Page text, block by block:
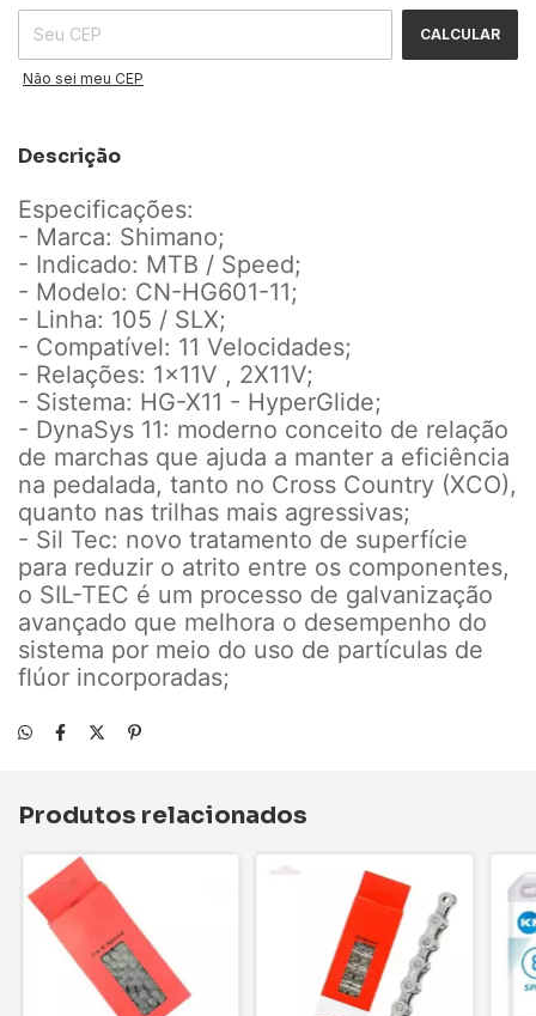
CALCULAR
Não sei meu CEP
Descrição
Especificações:
- Marca: Shimano;
- Indicado: MTB / Speed;
- Modelo: CN-HG601-11;
- Linha: 105 / SLX;
- Compatível: 11 Velocidades;
- Relações: 1x11V , 2X11V;
- Sistema: HG-X11 - HyperGlide;
- DynaSys 11: moderno conceito de relação
de marchas que ajuda a manter a eficiência
na pedalada, tanto no Cross Country (XCO),
quanto nas trilhas mais agressivas;
- Sil Tec: novo tratamento de superfície
para reduzir o atrito entre os componentes,
o SIL-TEC é um processo de galvanização
avançado que melhora o desempenho do
sistema por meio do uso de partículas de
flúor incorporadas;
Produtos relacionados